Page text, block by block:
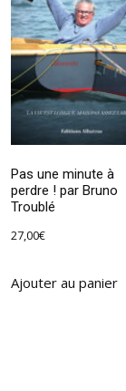
Pas une minute à
perdre ! par Bruno
Troublé
27,00€
Ajouter au panier